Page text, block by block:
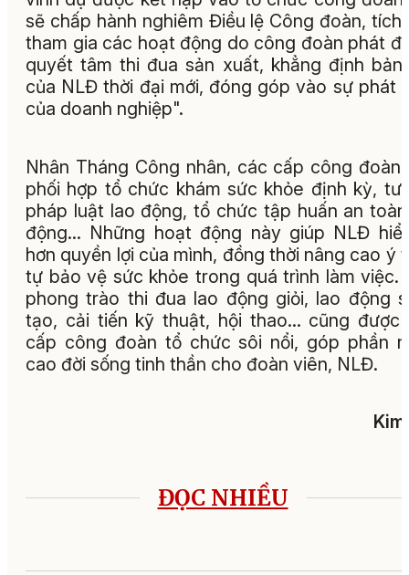
sẽ chấp hành nghiêm Điều lệ Công đoàn, tích
tham gia các hoạt động do công đoàn phát
quyết tâm thi đua sản xuất, khẳng định bản
của NLĐ thời đại mới, đóng góp vào sự phát
của doanh nghiệp".
Nhân Tháng Công nhân, các cấp công đoàn
phối hợp tổ chức khám sức khỏe định kỳ, tư
pháp luật lao động, tổ chức tập huấn an
động... Những hoạt động này giúp NLĐ
hơn quyền lợi của mình, đồng thời nâng cao ý
tự bảo vệ sức khỏe trong quá trình làm việc.
phong trào thi đua lao động giỏi, lao động
tạo, cải tiến kỹ thuật, hội thao… cũng được
cấp công đoàn tổ chức sôi nổi, góp phần
cao đời sống tinh thần cho đoàn viên, NLĐ.
ĐỌC NHIỀU